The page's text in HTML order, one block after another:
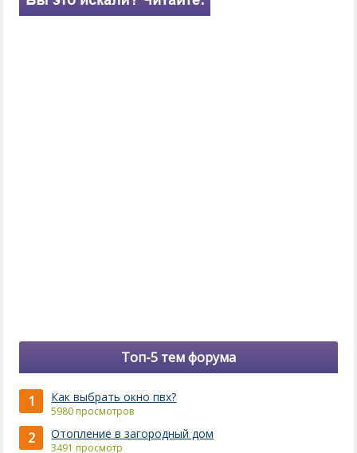
Топ-5 тем форума
1 Как выбрать окно пвх?
5980 просмотров
2 Отопление в загородный дом
3491 просмотр